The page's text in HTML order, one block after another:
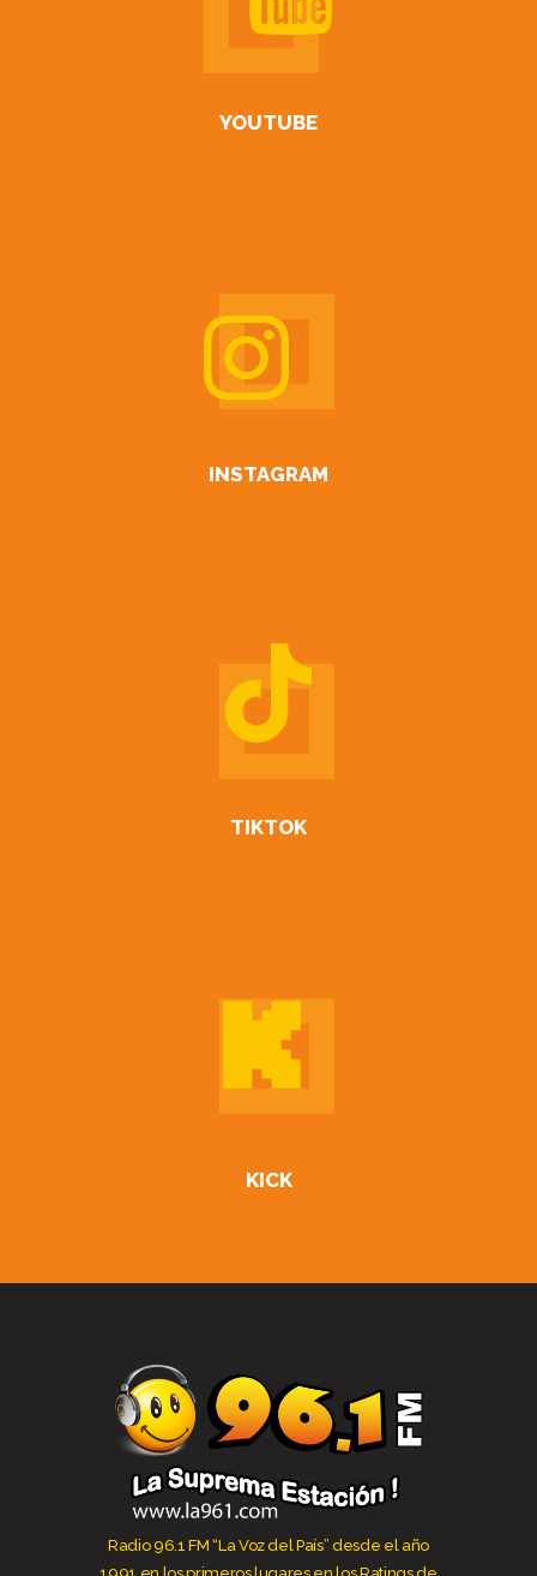
YOUTUBE
INSTAGRAM
TIKTOK
KICK
Radio 96.1 FM “La Voz del País” desde el año